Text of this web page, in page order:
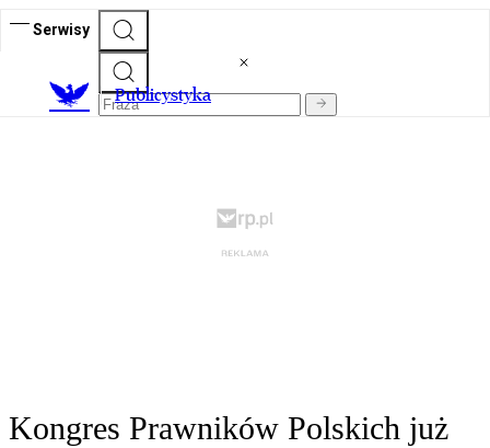
Serwisy
Publicystyka
Kongres Prawników Polskich już